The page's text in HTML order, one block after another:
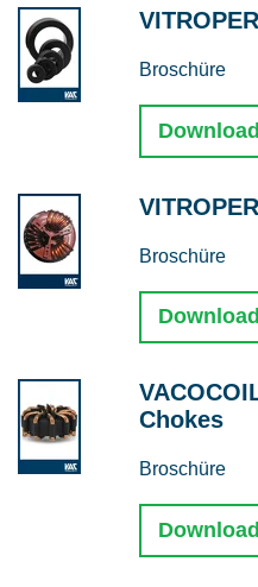
Broschüre
Download
Broschüre
Download
Chokes
Broschüre
Download